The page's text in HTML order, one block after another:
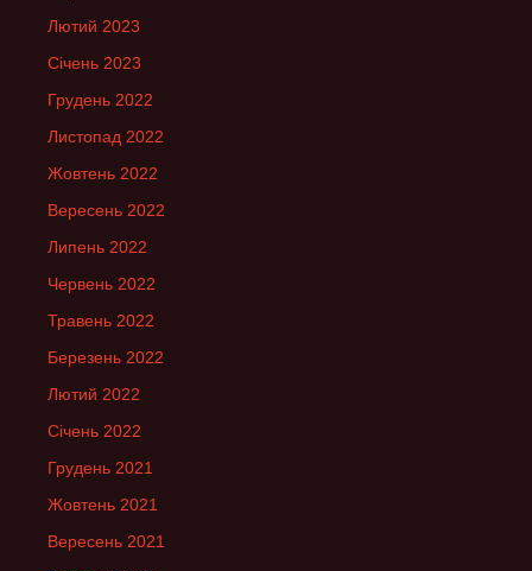
Лютий 2023
Січень 2023
Грудень 2022
Листопад 2022
Жовтень 2022
Вересень 2022
Липень 2022
Червень 2022
Травень 2022
Березень 2022
Лютий 2022
Січень 2022
Грудень 2021
Жовтень 2021
Вересень 2021